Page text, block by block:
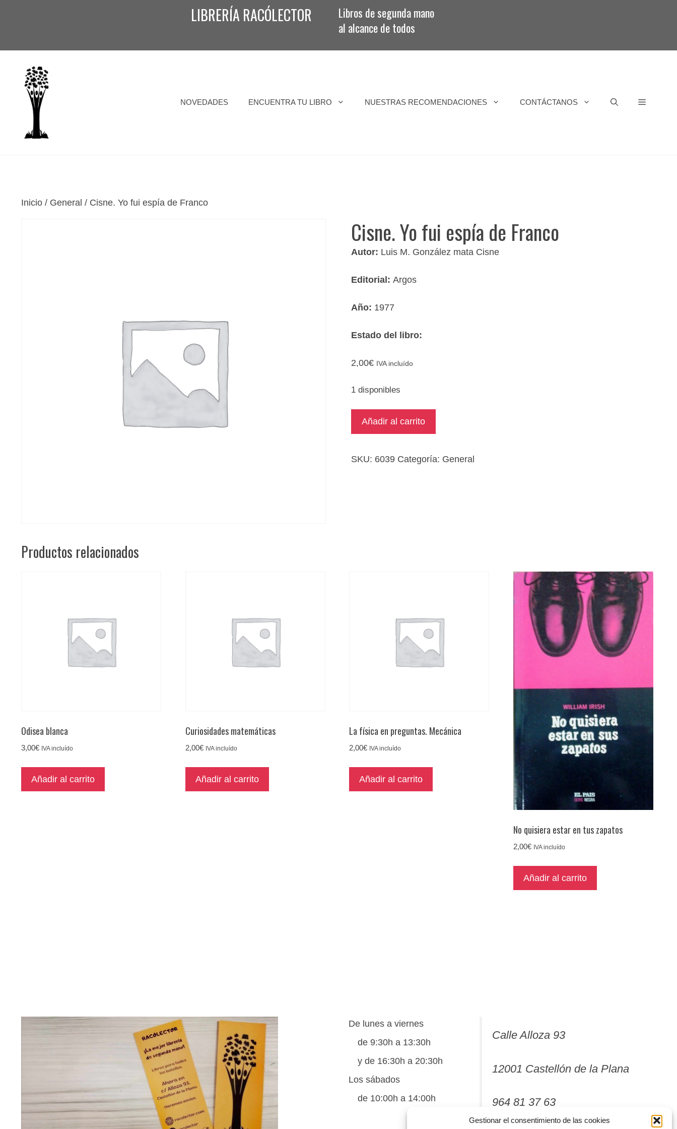
Gestionar el consentimiento de las cookies
LIBRERÍA RACÓLECTOR
Libros de segunda mano
al alcance de todos
NOVEDADES ENCUENTRA TU LIBRO NUESTRAS RECOMENDACIONES CONTÁCTANOS
Inicio / General / Cisne. Yo fui espía de Franco
Cisne. Yo fui espía de Franco
Autor: Luis M. González mata Cisne
Editorial:Argos
Año: 1977
Estado del libro:
2,00€ IVA incluído
1 disponibles
Cisne.
espía
Añadir al carrito
SKU: 6039 Categoría: General
Productos relacionados
Odisea blanca
3,00€ IVA incluído
Añadir al carrito
Curiosidades matemáticas
2,00€ IVA incluído
Añadir al carrito
La física en preguntas. Mecánica
2,00€ IVA incluído
Añadir al carrito
No quisiera estar en tus zapatos
2,00€ IVA incluído
Añadir al carrito
De lunes a viernes
de 9:30h a 13:30h
y de 16:30h a 20:30h
Los sábados
de 10:00h a 14:00h
Calle Alloza 93
12001 Castellón de la Plana
964 81 37 63